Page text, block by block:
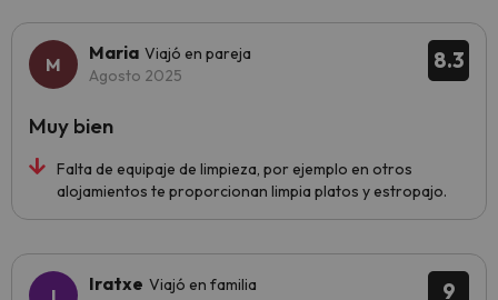
8.3
Maria Viajó en pareja
Agosto 2025
Falta de equipaje de limpieza, por ejemplo en otros
alojamientos te proporcionan limpia platos y estropajo.
Muy bien
9
Iratxe Viajó en familia